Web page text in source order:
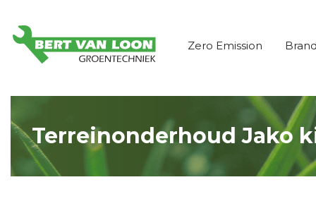
Zero Emission
Terreinonderhoud Jako